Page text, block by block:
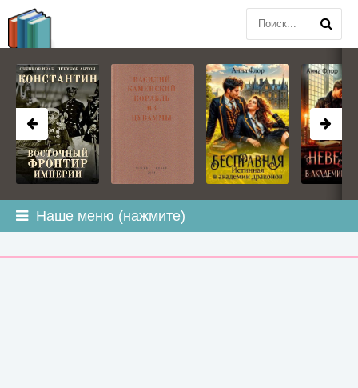
Наше меню (нажмите)
BOOKPLANETA.COM